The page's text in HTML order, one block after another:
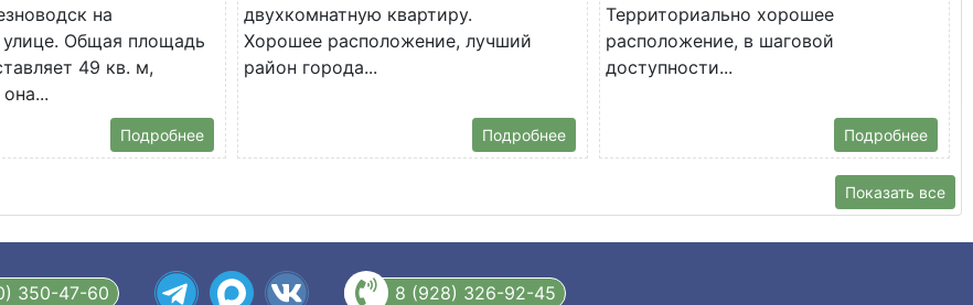
на
Общая площадь
49 кв. м,
Подробнее
двухкомнатную квартиру.
Хорошее расположение, лучший
район города...
Подробнее
Территориально хорошее
расположение, в шаговой
доступности...
Подробнее
Показать все
350-47-60 8 (928) 326-92-45